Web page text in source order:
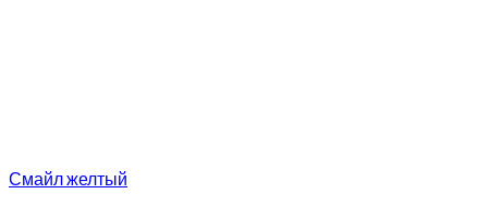
Смайл желтый